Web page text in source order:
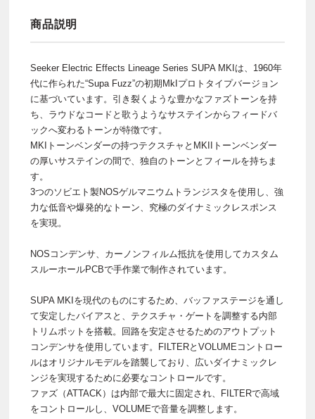
商品説明
Seeker Electric Effects Lineage Series SUPA MKIは、1960年
代に作られた“Supa Fuzz”の初期MkIプロトタイプバージョン
に基づいています。引き裂くような豊かなファズトーンを持
ち、ラウドなコードと歌うようなサステインからフィードバ
ックへ変わるトーンが特徴です。
MKIトーンベンダーの持つテクスチャとMKIIトーンベンダー
の厚いサステインの間で、独自のトーンとフィールを持ちま
す。
3つのソビエト製NOSゲルマニウムトランジスタを使用し、強
力な低音や爆発的なトーン、究極のダイナミックレスポンス
を実現。
NOSコンデンサ、カーノンフィルム抵抗を使用してカスタム
スルーホールPCBで手作業で制作されています。
SUPA MKIを現代のものにするため、バッファステージを通し
て安定したバイアスと、テクスチャ・ゲートを調整する内部
トリムポットを搭載。回路を安定させるためのアウトプット
コンデンサを使用しています。FILTERとVOLUMEコントロー
ルはオリジナルモデルを踏襲しており、広いダイナミックレ
ンジを実現するために必要なコントロールです。
ファズ（ATTACK）は内部で最大に固定され、FILTERで高域
をコントロールし、VOLUMEで音量を調整します。